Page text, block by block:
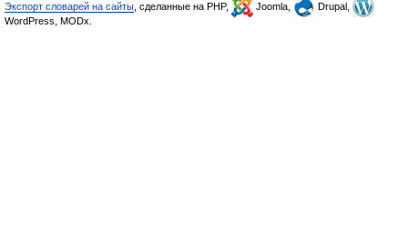
Экспорт словарей на сайты , сделанные на PHP, Joomla,
Drupal,
WordPress, MODx.